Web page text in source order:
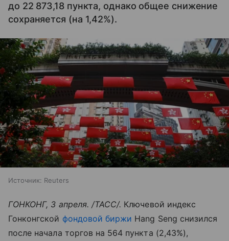
до 22 873,18 пункта, однако общее снижение
сохраняется (на 1,42%).
Источник: Reuters
ГОНКОНГ, 3 апреля. /ТАСС/. Ключевой индекс
Гонконгской фондовой биржи Hang Seng снизился
после начала торгов на 564 пункта (2,43%),